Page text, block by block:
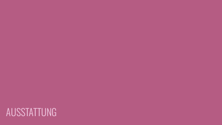
AUSSTATTUNG